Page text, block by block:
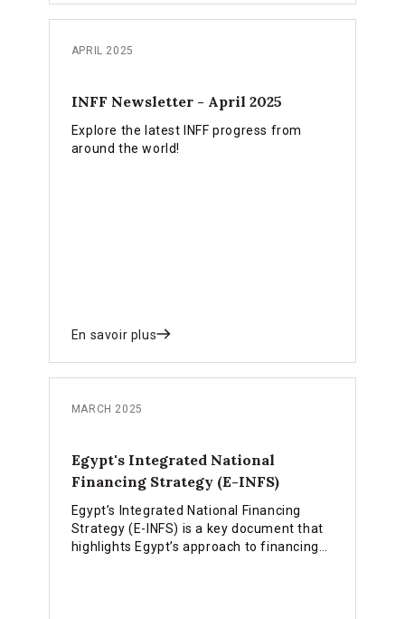
APRIL 2025
INFF Newsletter - April 2025
Explore the latest INFF progress from
around the world!
En savoir plus
MARCH 2025
Egypt's Integrated National
Financing Strategy (E-INFS)
Egypt’s Integrated National Financing
Strategy (E-INFS) is a key document that
highlights Egypt’s approach to financing